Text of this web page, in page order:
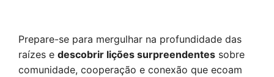
Prepare-se para mergulhar na profundidade das
raízes e descobrir lições surpreendentes sobre
comunidade, cooperação e conexão que ecoam